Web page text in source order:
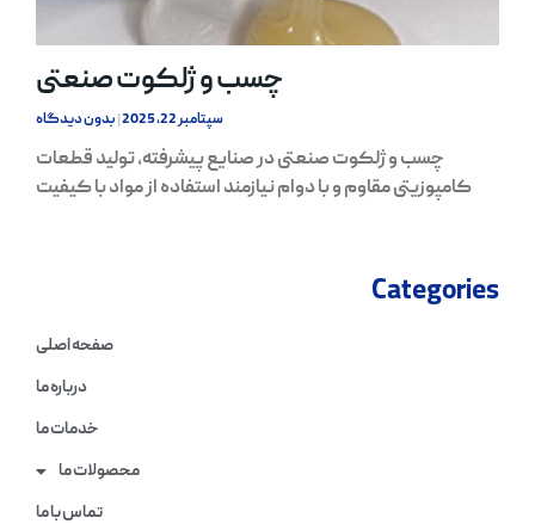
چسب و ژلکوت صنعتی
سپتامبر 22, 2025 بدون دیدگاه
چسب و ژلکوت صنعتی در صنایع پیشرفته، تولید قطعات
کامپوزیتی مقاوم و با دوام نیازمند استفاده از مواد با کیفیت
Categories
صفحه اصلی
درباره ما
خدمات ما
محصولات ما
تماس با ما